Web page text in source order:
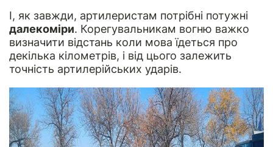
І, як завжди, артилеристам потрібні потужні
далекоміри. Корегувальникам вогню важко
визначити відстань коли мова їдеться про
декілька кілометрів, і від цього залежить
точність артилерійських ударів.